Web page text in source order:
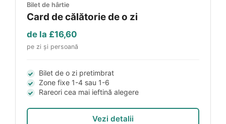
Bilet de hârtie
Card de călătorie de o zi
de la £16,60
pe zi și persoană
Bilet de o zi pretimbrat
Zone fixe 1-4 sau 1-6
Rareori cea mai ieftină alegere
Vezi detalii